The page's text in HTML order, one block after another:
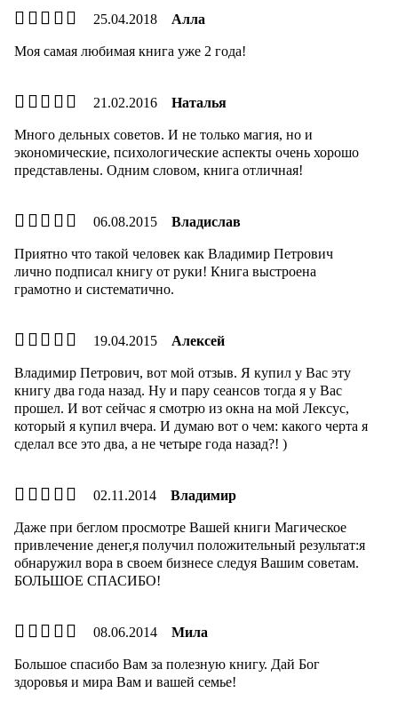
25.04.2018 Алла
Моя самая любимая книга уже 2 года!
21.02.2016 Наталья
Много дельных советов. И не только магия, но и
экономические, психологические аспекты очень хорошо
представлены. Одним словом, книга отличная!
06.08.2015 Владислав
Приятно что такой человек как Владимир Петрович
лично подписал книгу от руки! Книга выстроена
грамотно и систематично.
19.04.2015 Алексей
Владимир Петрович, вот мой отзыв. Я купил у Вас эту
книгу два года назад. Ну и пару сеансов тогда я у Вас
прошел. И вот сейчас я смотрю из окна на мой Лексус,
который я купил вчера. И думаю вот о чем: какого черта я
сделал все это два, а не четыре года назад?! )
02.11.2014 Владимир
Даже при беглом просмотре Вашей книги Магическое
привлечение денег,я получил положительный результат:я
обнаружил вора в своем бизнесе следуя Вашим советам.
БОЛЬШОЕ СПАСИБО!
08.06.2014 Мила
Большое спасибо Вам за полезную книгу. Дай Бог
здоровья и мира Вам и вашей семье!